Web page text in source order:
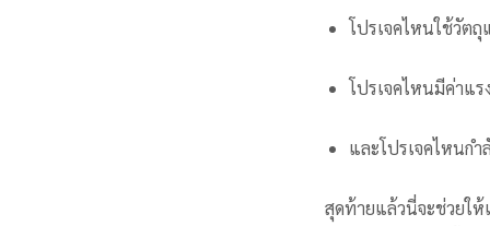
โปรเจคไหนใช้วัต
โปรเจคไหนมีค่าแร
และโปรเจคไหนกำ
สุดท้ายแล้วนี่จะช่วยใ